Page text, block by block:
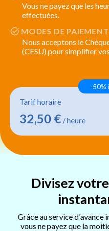
Vous ne payez que les
effectuées.
MODES DE
Nous acceptons le
(CESU) pour simplifier
Tarif horaire
32,50 € / heure
-50%
Divisez
Grâce au service
vous ne payez que la